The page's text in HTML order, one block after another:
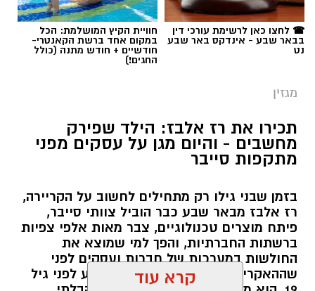
☎ לחצו כאן לרשימת עורכי דין
בבאר שבע - אינדקס באר שבע
נט
חוויית הקיץ המושלמת: הכל
במקום אחד ברשת הקאנטרי-
חודשיים + חודש מתנה (כולל
החגים!)
מגזין
תכירו את רז אלבז: הילד שפירק
מחשבים - והיום מגן על עסקים מפני
מתקפות סייבר
בזמן שבני גילו רק מתחילים לחשוב על הקריירה,
רז אלבז מבאר שבע כבר הוביל צוותי סייבר,
פיתח מוצרים טכנולוגיים, צבר מאות אלפי צפיות
ברשתות החברתיות, והפך למי שמוצא את
החולשות במערכות של חברות ועסקים לפני
שההאקרים מגיעים אליהן. עכשיו, רגע לפני גיל
קרא עוד